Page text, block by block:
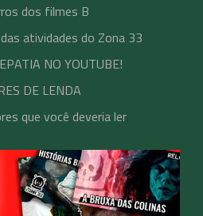
dos filmes B
atividades do Zona 33
NO YOUTUBE!
DE LENDA
que você deveria ler